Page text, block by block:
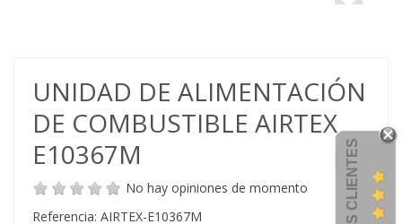
UNIDAD DE ALIMENTACIÓN
DE COMBUSTIBLE AIRTEX
E10367M
No hay opiniones de momento
Referencia: AIRTEX-E10367M